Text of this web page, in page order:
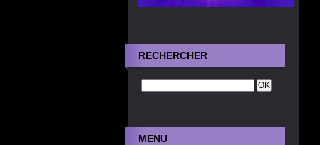
RECHERCHER
MENU